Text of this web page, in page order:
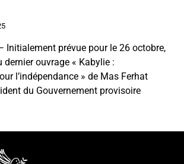
Initialement prévue pour le 26 octobre,
ouvrage « Kabylie :
l’indépendance » de Mas Ferhat
du Gouvernement provisoire